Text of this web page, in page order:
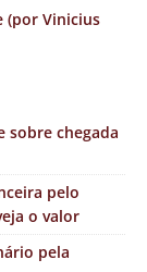
(por Vinicius
sobre chegada
pelo
o valor
pela